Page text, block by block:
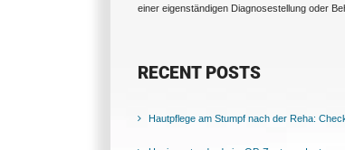
einer eigenständigen Diagnosestellung oder
RECENT POSTS
Hautpflege am Stumpf nach der Reha: